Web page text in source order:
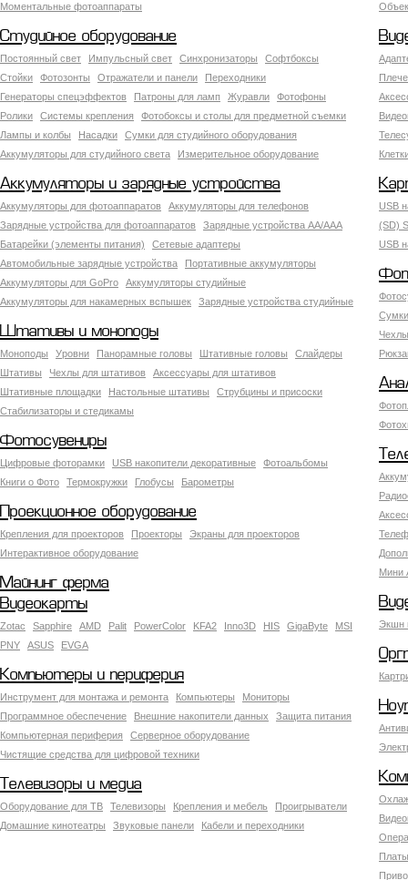
Моментальные фотоаппараты
Студийное оборудование
Постоянный свет Импульсный свет Синхронизаторы
Софтбоксы
Стойки
Фотозонты Отражатели и панели
Переходники
Генераторы спецэффектов
Патроны для ламп Журавли
Фотофоны
Ролики
Системы крепления
Фотобоксы и столы для предметной съемки
Лампы и колбы
Насадки
Сумки для студийного оборудования
Аккумуляторы для студийного света
Измерительное оборудование
Аккумуляторы и зарядные устройства
Аккумуляторы для фотоаппаратов
Аккумуляторы для телефонов
Зарядные устройства для фотоаппаратов
Зарядные устройства AA/AAA
Батарейки (элементы питания)
Сетевые адаптеры
Автомобильные зарядные устройства
Портативные аккумуляторы
Аккумуляторы для GoPro
Аккумуляторы студийные
Аккумуляторы для накамерных вспышек
Зарядные устройства студийные
USB
(SD)
USB
Штативы и моноподы
Моноподы Уровни Панорамные головы Штативные головы
Слайдеры
Штативы
Чехлы для штативов
Аксессуары для штативов
Штативные площадки
Настольные штативы
Струбцины и присоски
Стабилизаторы и стедикамы
Фотосувениры
Цифровые фоторамки USB накопители декоративные
Фотоальбомы
Книги о Фото
Термокружки Глобусы Барометры
Мини
Проекционное оборудование
Крепления для проекторов Проекторы
Экраны для проекторов
Интерактивное оборудование
Майнинг ферма
Экшн
Видеокарты
Zotac Sapphire AMD Palit PowerColor KFA2 Inno3D HIS GigaByte
MSI
PNY
ASUS EVGA
Компьютеры и периферия
Инструмент для монтажа и ремонта Компьютеры
Мониторы
Программное обеспечение
Внешние накопители данных
Защита питания
Компьютерная периферия
Серверное оборудование
Чистящие средства для цифровой техники
Телевизоры и медиа
Оборудование для ТВ Телевизоры Крепления и мебель
Проигрыватели
Домашние кинотеатры
Звуковые панели Кабели и переходники